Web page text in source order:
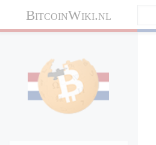
BitcoinWiki.nl